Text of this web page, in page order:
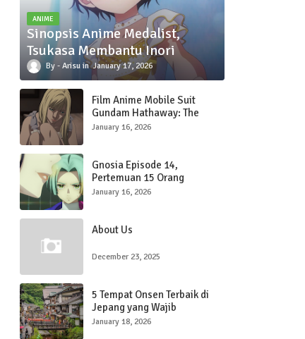
ANIME
Sinopsis Anime Medalist,
Tsukasa Membantu Inori
Arisu January 17, 2026
Film Anime Mobile Suit
Gundam Hathaway: The
Sorcery of Nymph Circe
January 16, 2026
Gnosia Episode 14,
Pertemuan 15 Orang
January 16, 2026
About Us
December 23, 2025
5 Tempat Onsen Terbaik di
Jepang yang Wajib
Dikunjungi
January 18, 2026